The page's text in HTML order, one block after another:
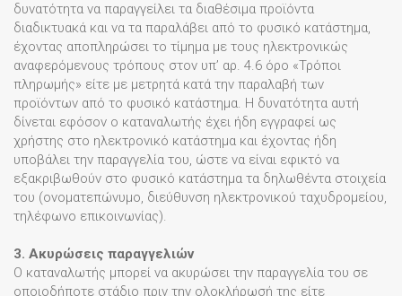
δυνατότητα να παραγγείλει τα διαθέσιμα προϊόντα
διαδικτυακά και να τα παραλάβει από το φυσικό κατάστημα,
έχοντας αποπληρώσει το τίμημα με τους ηλεκτρονικώς
αναφερόμενους τρόπους στον υπ’ αρ. 4.6 όρο «Τρόποι
πληρωμής» είτε με μετρητά κατά την παραλαβή των
προϊόντων από το φυσικό κατάστημα. Η δυνατότητα αυτή
δίνεται εφόσον ο καταναλωτής έχει ήδη εγγραφεί ως
χρήστης στο ηλεκτρονικό κατάστημα και έχοντας ήδη
υποβάλει την παραγγελία του, ώστε να είναι εφικτό να
εξακριβωθούν στο φυσικό κατάστημα τα δηλωθέντα στοιχεία
του (ονοματεπώνυμο, διεύθυνση ηλεκτρονικού ταχυδρομείου,
τηλέφωνο επικοινωνίας).
3. Ακυρώσεις παραγγελιών
Ο καταναλωτής μπορεί να ακυρώσει την παραγγελία του σε
οποιοδήποτε στάδιο πριν την ολοκλήρωσή της είτε